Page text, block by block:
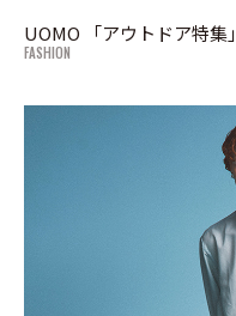
UOMO 「アウトドア特集」
FASHION